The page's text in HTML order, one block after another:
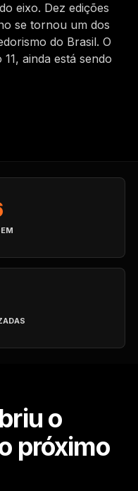
eixo. Dez edições
se tornou um dos
do Brasil. O
ainda está sendo
o
próximo